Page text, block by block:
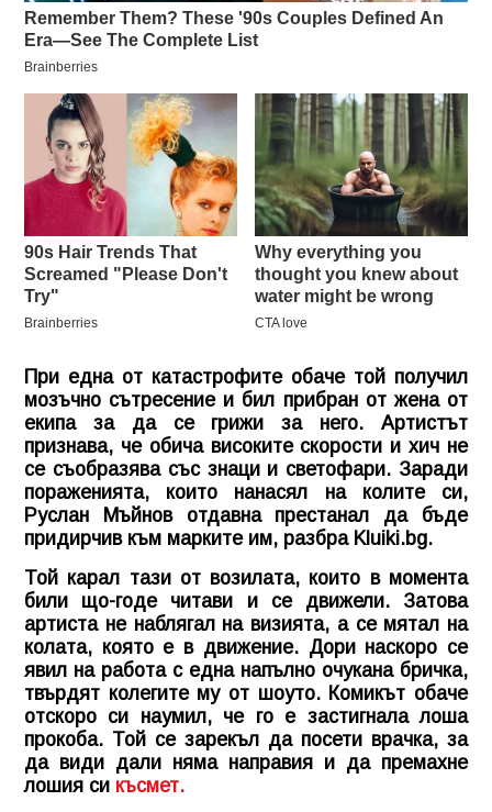
При една от катастрофите обаче той получил
мозъчно сътресение и бил прибран от жена от
екипа за да се грижи за него. Артистът
признава, че обича високите скорости и хич не
се съобразява със знаци и светофари. Заради
пораженията, които нанасял на колите си,
Руслан Мъйнов отдавна престанал да бъде
придирчив към марките им, разбра Kluiki.bg.
Той карал тази от возилата, които в момента
били що-годе читави и се движели. Затова
артиста не наблягал на визията, а се мятал на
колата, която е в движение. Дори наскоро се
явил на работа с една напълно очукана бричка,
твърдят колегите му от шоуто. Комикът обаче
отскоро си наумил, че го е застигнала лоша
прокоба. Той се зарекъл да посети врачка, за
да види дали няма направия и да премахне
лошия си късмет.